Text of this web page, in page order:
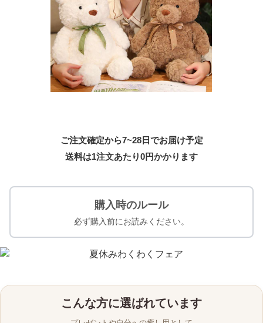
ご注文確定から7~28日でお届け予定
送料は1注文あたり0円かかります
購入時のルール
必ず購入前にお読みください。
こんな方に選ばれています